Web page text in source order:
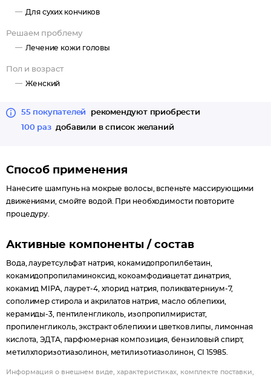
Для сухих кончиков
Решаем проблему
Лечение кожи головы
Пол и возраст
Женский
55 покупателей
рекомендуют приобрести
100 раз добавили в список желаний
Способ применения
Нанесите шампунь на мокрые волосы, вспеньте массирующими
движениями, смойте водой. При необходимости повторите
процедуру.
Активные компоненты / состав
Вода, лауретсульфат натрия, кокамидопропилбетаин,
кокамидопропиламиноксид, кокоамфодиацетат динатрия,
кокамид МIPA, лаурет-4, хлорид натрия, поликватерниум-7,
сополимер стирола и акрилатов натрия, масло облепихи,
керамиды-3, пентиленгликоль, изопропилмиристат,
пропиленгликоль, экстракт облепихи и цветков липы, лимонная
кислота, ЭДТА, парфюмерная композиция, бензиловый спирт,
метилхлоризотиазолинон, метилизотиазолинон, CI 15985.
Информация о внешнем виде, характеристиках, комплекте поставки,